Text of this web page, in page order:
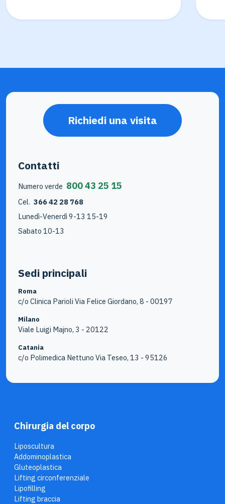
Chirurgia del corpo
Liposcultura
Addominoplastica
Gluteoplastica
Lifting circonferenziale
Lipofilling
Lifting braccia
Richiedi una visita
Contatti
Numero verde 800 43 25 15
Cel. 366 42 28 768
Lunedì-Venerdì 9-13 15-19
Sabato 10-13
Sedi principali
Roma
c/o Clinica Parioli Via Felice Giordano, 8 - 00197
Milano
Viale Luigi Majno, 3 - 20122
Catania
c/o Polimedica Nettuno Via Teseo, 13 - 95126